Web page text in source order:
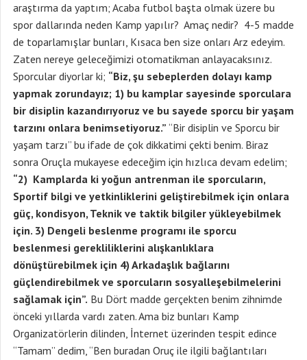
araştırma da yaptım; Acaba futbol başta olmak üzere bu
spor dallarında neden Kamp yapılır? Amaç nedir? 4-5 madde
de toparlamışlar bunları, Kısaca ben size onları Arz edeyim.
Zaten nereye geleceğimizi otomatikman anlayacaksınız.
Sporcular diyorlar ki; “Biz, şu sebeplerden dolayı kamp
yapmak zorundayız; 1) bu kamplar sayesinde sporculara
bir disiplin kazandırıyoruz ve bu sayede sporcu bir yaşam
tarzını onlara benimsetiyoruz.” “Bir disiplin ve Sporcu bir
yaşam tarzı” bu ifade de çok dikkatimi çekti benim. Biraz
sonra Oruçla mukayese edeceğim için hızlıca devam edelim;
“2) Kamplarda ki yoğun antrenman ile sporcuların,
Sportif bilgi ve yetkinliklerini geliştirebilmek için onlara
güç, kondisyon, Teknik ve taktik bilgiler yükleyebilmek
için. 3) Dengeli beslenme programı ile sporcu
beslenmesi gerekliliklerini alışkanlıklara
dönüştürebilmek için 4) Arkadaşlık bağlarını
güçlendirebilmek ve sporcuların sosyalleşebilmelerini
sağlamak için”. Bu Dört madde gerçekten benim zihnimde
önceki yıllarda vardı zaten. Ama biz bunları Kamp
Organizatörlerin dilinden, İnternet üzerinden tespit edince
“Tamam” dedim, “Ben buradan Oruç ile ilgili bağlantıları